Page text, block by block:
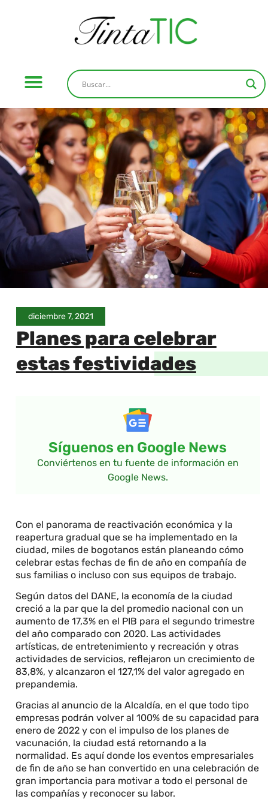
diciembre 7, 2021
Planes para celebrar
estas festividades
Síguenos en Google News
Conviértenos en tu fuente de información en
Google News.
Con el panorama de reactivación económica y la
reapertura gradual que se ha implementado en la
ciudad, miles de bogotanos están planeando cómo
celebrar estas fechas de fin de año en compañía de
sus familias o incluso con sus equipos de trabajo.
Según datos del DANE, la economía de la ciudad
creció a la par que la del promedio nacional con un
aumento de 17,3% en el PIB para el segundo trimestre
del año comparado con 2020. Las actividades
artísticas, de entretenimiento y recreación y otras
actividades de servicios, reflejaron un crecimiento de
83,8%, y alcanzaron el 127,1% del valor agregado en
prepandemia.
Gracias al anuncio de la Alcaldía, en el que todo tipo
empresas podrán volver al 100% de su capacidad para
enero de 2022 y con el impulso de los planes de
vacunación, la ciudad está retornando a la
normalidad. Es aquí donde los eventos empresariales
de fin de año se han convertido en una celebración de
gran importancia para motivar a todo el personal de
las compañías y reconocer su labor.